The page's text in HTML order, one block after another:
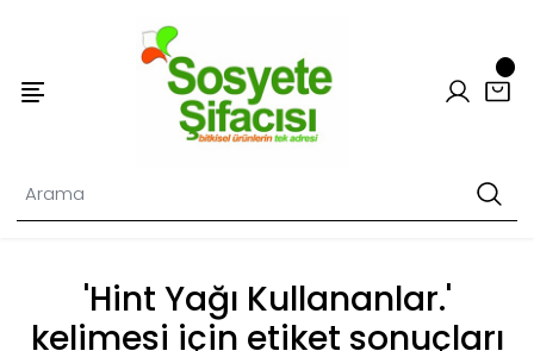
'Hint Yağı Kullananlar.'
kelimesi için etiket sonuçları